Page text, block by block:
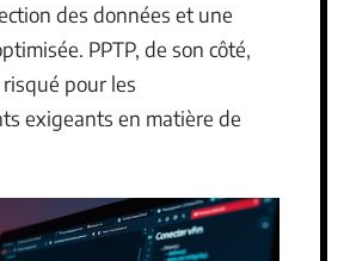
des données et une
PPTP, de son côté,
pour les
exigeants en matière de